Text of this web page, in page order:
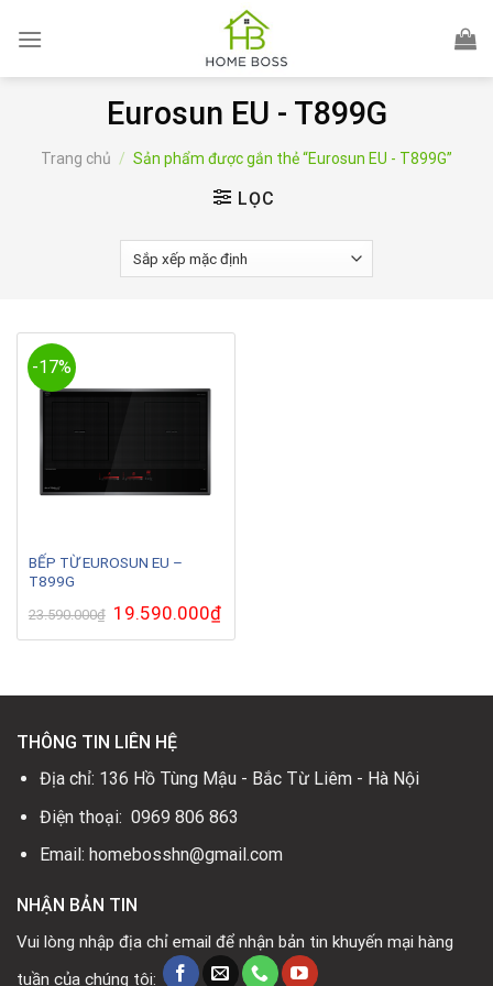
Eurosun EU - T899G
Trang chủ / Sản phẩm được gắn thẻ “Eurosun EU - T899G”
LỌC
-17%
BẾP TỪ EUROSUN EU –
T899G
23.590.000₫ Giá
gốc
là:
19.590.000₫Giá
hiện
tại
THÔNG TIN LIÊN HỆ
Địa chỉ: 136 Hồ Tùng Mậu - Bắc Từ Liêm - Hà Nội
Điện thoại: 0969 806 863
Email: homebosshn@gmail.com
NHẬN BẢN TIN
Vui lòng nhập địa chỉ email để nhận bản tin khuyến mại hàng
tuần của chúng tôi: